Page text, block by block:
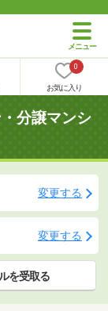
0
お気に入り
分譲マンシ
変更する
変更する
を受取る